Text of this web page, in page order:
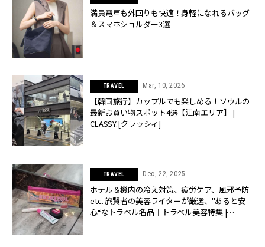
満員電車も外回りも快適！身軽になれるバッグ
＆スマホショルダー3選
TRAVEL Mar, 10, 2026
【韓国旅行】カップルでも楽しめる！ソウルの
最新お買い物スポット4選【江南エリア】 |
CLASSY.[クラッシィ]
TRAVEL Dec, 22, 2025
ホテル＆機内の冷え対策、疲労ケア、風邪予防
etc. 旅賢者の美容ライターが厳選、"あると安
心“なトラベル名品｜トラベル美容特集 |